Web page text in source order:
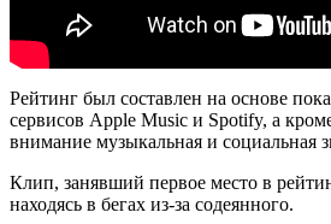
Рейтинг был составлен на основе
сервисов Apple Music и Spotify, а
внимание музыкальная и социальная
Клип, занявший первое место в
находясь в бегах из-за содеянного.